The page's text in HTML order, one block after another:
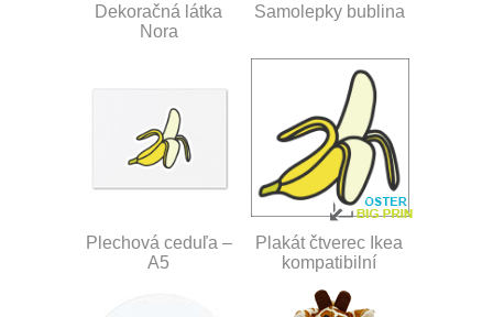
Dekoračná látka
Nora
Samolepky bublina
Plechová ceduľa –
A5
Plakát čtverec Ikea
kompatibilní